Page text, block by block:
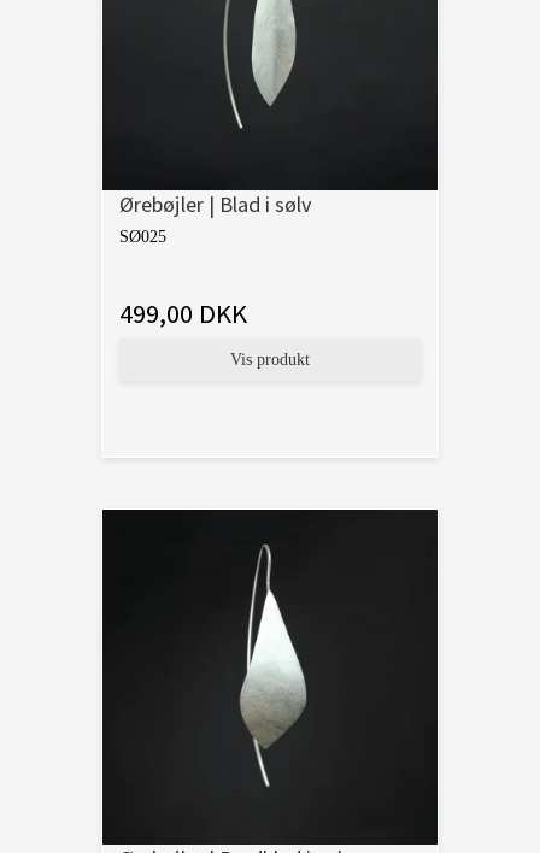
Ørebøjler | Blad i sølv
SØ025
499,00 DKK
Vis produkt